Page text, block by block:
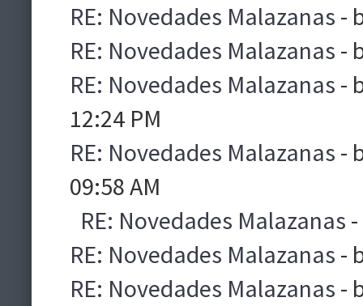
RE: Novedades Malazanas -
RE: Novedades Malazanas -
RE: Novedades Malazanas -
12:24 PM
RE: Novedades Malazanas -
09:58 AM
RE: Novedades Malazanas
RE: Novedades Malazanas -
RE: Novedades Malazanas -